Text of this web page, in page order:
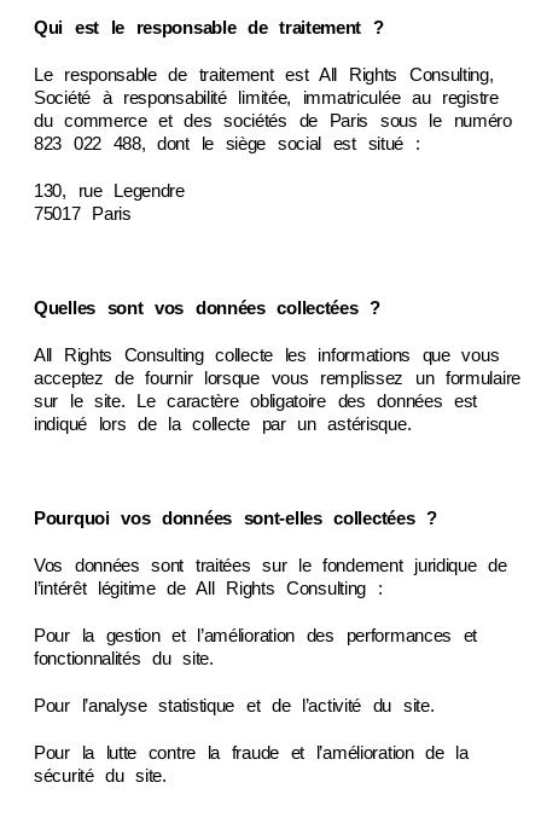
Qui est le responsable de traitement ?
Le responsable de traitement est All Rights Consulting,
Société à responsabilité limitée, immatriculée au registre
du commerce et des sociétés de Paris sous le numéro
823 022 488, dont le siège social est situé :
130, rue Legendre
75017 Paris
Quelles sont vos données collectées ?
All Rights Consulting collecte les informations que vous
acceptez de fournir lorsque vous remplissez un formulaire
sur le site. Le caractère obligatoire des données est
indiqué lors de la collecte par un astérisque.
Pourquoi vos données sont-elles collectées ?
Vos données sont traitées sur le fondement juridique de
l’intérêt légitime de All Rights Consulting :
Pour la gestion et l’amélioration des performances et
fonctionnalités du site.
Pour l’analyse statistique et de l’activité du site.
Pour la lutte contre la fraude et l’amélioration de la
sécurité du site.